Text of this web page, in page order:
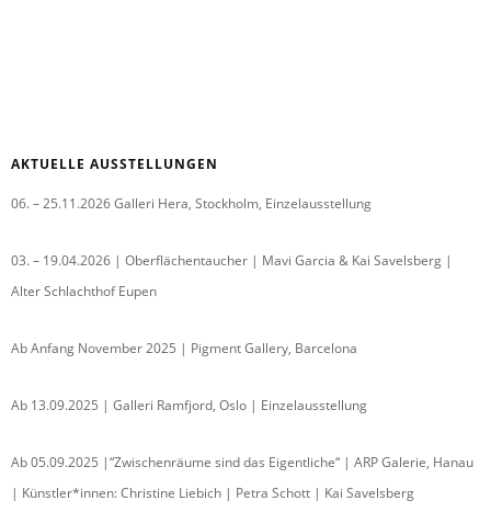
AKTUELLE AUSSTELLUNGEN
06. – 25.11.2026 Galleri Hera, Stockholm, Einzelausstellung
03. – 19.04.2026 | Oberflächentaucher | Mavi Garcia & Kai Savelsberg |
Alter Schlachthof Eupen
Ab Anfang November 2025 | Pigment Gallery, Barcelona
Ab 13.09.2025 | Galleri Ramfjord, Oslo | Einzelausstellung
Ab 05.09.2025 |“Zwischenräume sind das Eigentliche“ | ARP Galerie, Hanau
| Künstler*innen: Christine Liebich | Petra Schott | Kai Savelsberg